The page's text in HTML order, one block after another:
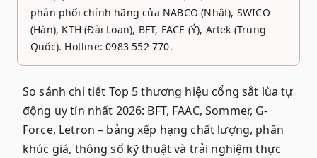
phân phối chính hãng của NABCO (Nhật), SWICO
(Hàn), KTH (Đài Loan), BFT, FACE (Ý), Artek (Trung
Quốc). Hotline: 0983 552 770.
So sánh chi tiết Top 5 thương hiệu cổng sắt lùa tự
động uy tín nhất 2026: BFT, FAAC, Sommer, G-
Force, Letron – bảng xếp hạng chất lượng, phân
khúc giá, thông số kỹ thuật và trải nghiệm thực